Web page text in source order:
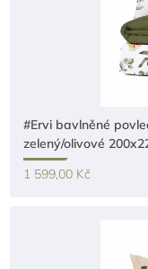
#Ervi bavlněné
zelený/olivové
1 599,00 Kč